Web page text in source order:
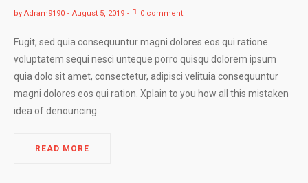
by Adram9190 August 5, 2019 0 comment
Fugit, sed quia consequuntur magni dolores eos qui ratione
voluptatem sequi nesci unteque porro quisqu dolorem ipsum
quia dolo sit amet, consectetur, adipisci velituia consequuntur
magni dolores eos qui ration. Xplain to you how all this mistaken
idea of denouncing.
READ MORE